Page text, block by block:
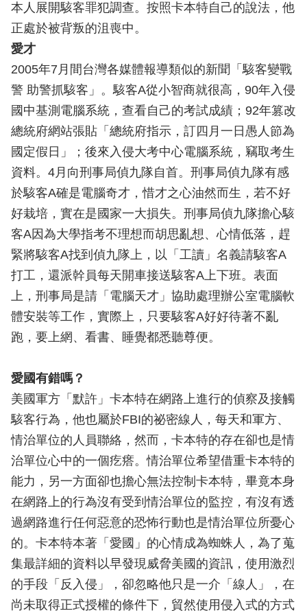
本人展開駭客罪犯調查。按照卡本特自己的說法，他
正處於被背叛的沮喪中。
愛才
2005年7月間台灣各媒體報導類似的新聞「駭客變戰
警 助警抓駭客」。駭客A從小智商就很高，90年入侵
國中基測電腦系統，查看自己的考試成績；92年篡改
總統府網站張貼「總統府指示，訂四月一日愚人節為
國定假日」；後來入侵大考中心電腦系統，竊取考生
資料。4月向刑事局偵九隊自首。刑事局偵九隊有感
於駭客A確是電腦奇才，惜才之心油然而生，若不好
好栽培，實在是國家一大損失。刑事局偵九隊擔心駭
客A因為大學指考不理想而胡思亂想、心情低落，趕
緊將駭客A找到偵九隊上，以「工讀」名義請駭客A
打工，還派幹員每天開車接送駭客A上下班。表面
上，刑事局是請「電腦天才」協助處理辦公室電腦軟
體安裝等工作，實際上，只要駭客A好好待著不亂
跑，要上網、看書、睡覺都悉聽尊便。
愛國有錯嗎？
美國軍方「默許」卡本特在網路上進行的偵察及接觸
駭客行為，他也屬於FBI的祕密線人，每天和軍方、
情治單位的人員聯絡，然而，卡本特的存在卻也是情
治單位心中的一個疙瘩。情治單位希望借重卡本特的
能力，另一方面卻也擔心無法控制卡本特，畢竟本身
在網路上的行為沒有受到情治單位的監控，有沒有透
過網路進行任何惡意的恐怖行動也是情治單位所憂心
的。卡本特本著「愛國」的心情成為蜘蛛人，為了蒐
集最詳細的資料以早發現威脅美國的資訊，使用激烈
的手段「反入侵」，卻忽略他只是一介「線人」，在
尚未取得正式授權的條件下，貿然使用侵入式的方式